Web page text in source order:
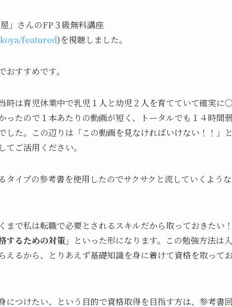
」さんのFP３級無料講座
featured)を視聴しました。
すすめです。
時は育児休業中で乳児１人と幼児２人を育てていて確実に○
ったので１本あたりの動画が短く、トータルでも１４時間弱
した。この辺りは「この動画を見なければいけない！！」と
ご活用ください。
イプの参考書を使用したのでサクサクと流していくような
で私は転職で必要とされるスキルだから取っておきたい！
するための対策」
といった形になります。この勉強方法は入
えるから、とりあえず基礎知識を身に着けて資格を取ってお
につけたい、という目的で資格取得を目指す方は、参考書回